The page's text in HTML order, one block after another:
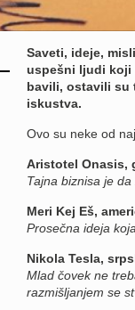
Saveti, ideje,
uspešni ljudi koji
bavili, ostavili su
iskustva.
Ovo su neke od
Aristotel Onasis,
Tajna biznisa je
Meri Kej Eš,
Prosečna ideja
Nikola Tesla,
Mlad čovek ne
razmišljanjem se